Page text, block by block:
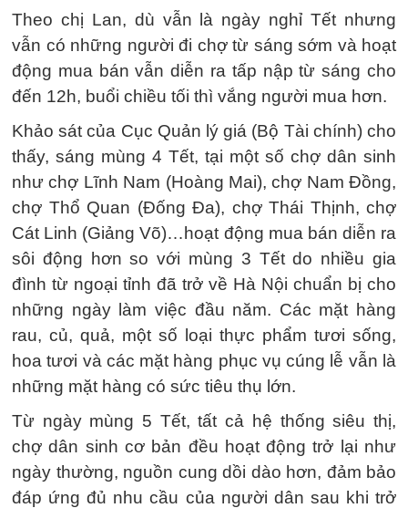
Theo chị Lan, dù vẫn là ngày nghỉ Tết nhưng
vẫn có những người đi chợ từ sáng sớm và hoạt
động mua bán vẫn diễn ra tấp nập từ sáng cho
đến 12h, buổi chiều tối thì vắng người mua hơn.
Khảo sát của Cục Quản lý giá (Bộ Tài chính) cho
thấy, sáng mùng 4 Tết, tại một số chợ dân sinh
như chợ Lĩnh Nam (Hoàng Mai), chợ Nam Đồng,
chợ Thổ Quan (Đống Đa), chợ Thái Thịnh, chợ
Cát Linh (Giảng Võ)…hoạt động mua bán diễn ra
sôi động hơn so với mùng 3 Tết do nhiều gia
đình từ ngoại tỉnh đã trở về Hà Nội chuẩn bị cho
những ngày làm việc đầu năm. Các mặt hàng
rau, củ, quả, một số loại thực phẩm tươi sống,
hoa tươi và các mặt hàng phục vụ cúng lễ vẫn là
những mặt hàng có sức tiêu thụ lớn.
Từ ngày mùng 5 Tết, tất cả hệ thống siêu thị,
chợ dân sinh cơ bản đều hoạt động trở lại như
ngày thường, nguồn cung dồi dào hơn, đảm bảo
đáp ứng đủ nhu cầu của người dân sau khi trở